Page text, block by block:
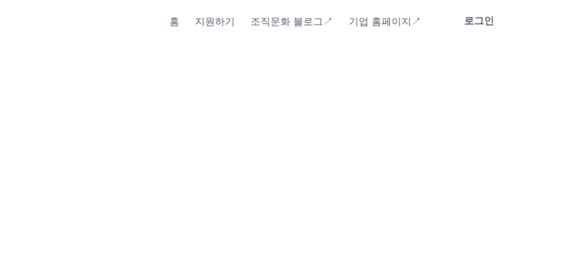
홈 지원하기 조직문화 블로그↗ 기업 홈페이지↗ 로그인